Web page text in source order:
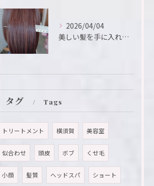
2026/04/04
美しい髪を手に入れたいと願う方におすすめのメニューが「髪質改...
タグ Tags
トリートメント 横須賀 美容室
似合わせ 頭皮 ボブ くせ毛
小顔 髪質 ヘッドスパ ショート